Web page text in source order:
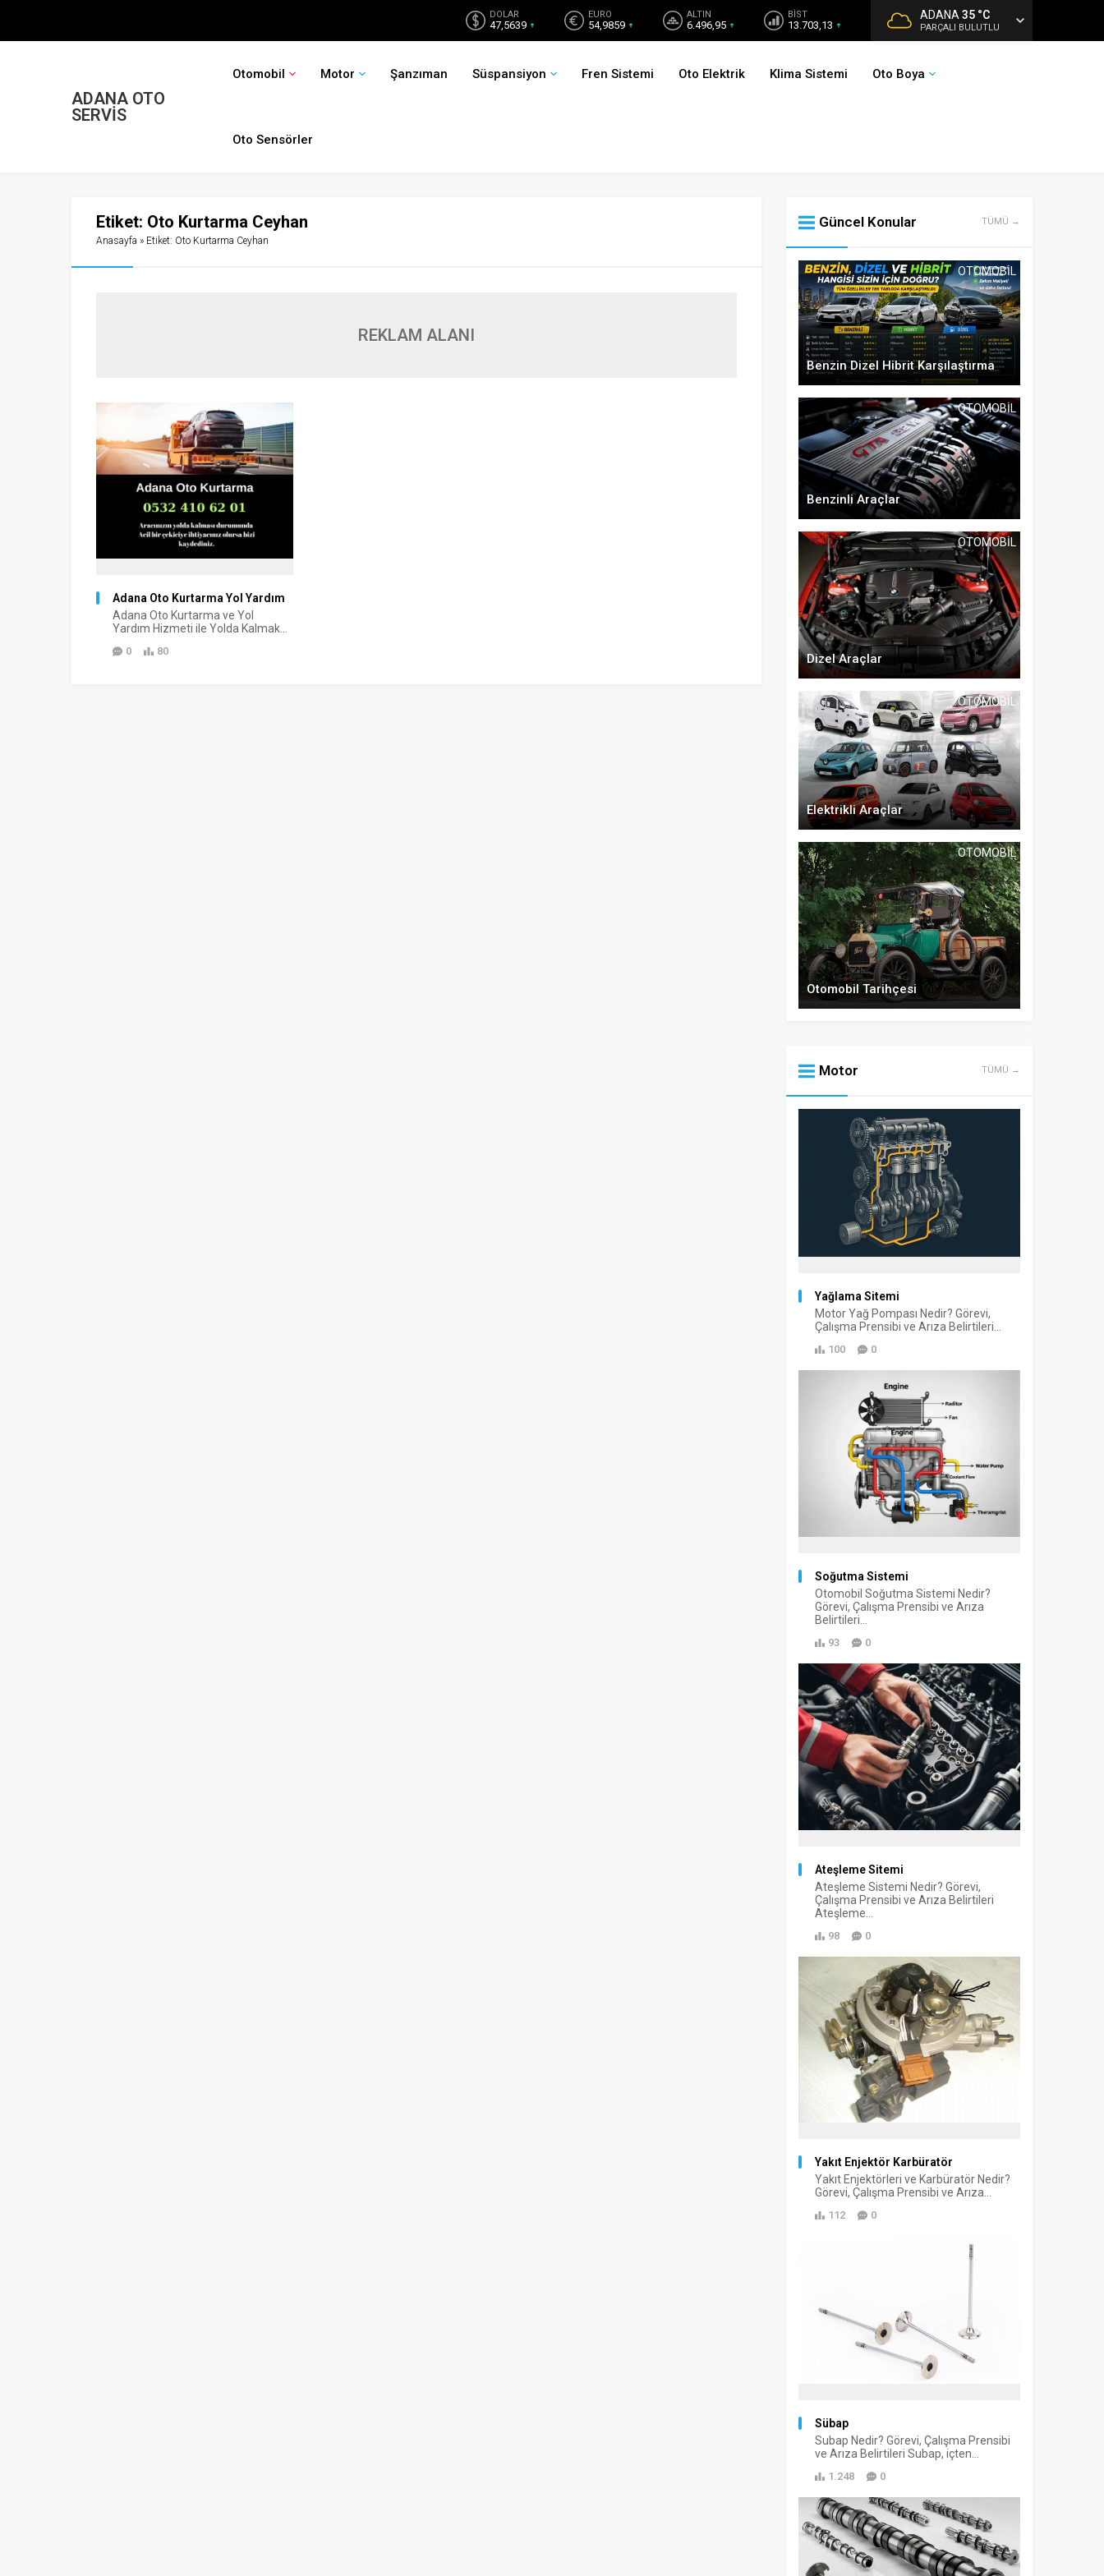
DOLAR
47,5639
EURO
54,9859
ALTIN
6.496,95
BİST
13.703,13
ADANA 35 °C
PARÇALI BULUTLU
ADANA OTO
SERVİS
Otomobil Motor Şanzıman Süspansiyon Fren Sistemi Oto Elektrik Klima Sistemi Oto Boya
Oto Sensörler
Etiket: Oto Kurtarma Ceyhan
Anasayfa » Etiket: Oto Kurtarma Ceyhan
REKLAM ALANI
Adana Oto Kurtarma Yol Yardım
Adana Oto Kurtarma ve Yol
Yardım Hizmeti ile Yolda Kalmak...
0 80
Güncel Konular TÜMÜ →
OTOMOBIL
Benzin Dizel Hibrit Karşılaştırma
OTOMOBIL
Benzinli Araçlar
OTOMOBIL
Dizel Araçlar
OTOMOBIL
Elektrikli Araçlar
OTOMOBIL
Otomobil Tarihçesi
Motor TÜMÜ →
Yağlama Sitemi
Motor Yağ Pompası Nedir? Görevi,
Çalışma Prensibi ve Arıza Belirtileri...
100 0
Soğutma Sistemi
Otomobil Soğutma Sistemi Nedir?
Görevi, Çalışma Prensibi ve Arıza
Belirtileri...
93 0
Ateşleme Sitemi
Ateşleme Sistemi Nedir? Görevi,
Çalışma Prensibi ve Arıza Belirtileri
Ateşleme...
98 0
Yakıt Enjektör Karbüratör
Yakıt Enjektörleri ve Karbüratör Nedir?
Görevi, Çalışma Prensibi ve Arıza...
112 0
Sübap
Subap Nedir? Görevi, Çalışma Prensibi
ve Arıza Belirtileri Subap, içten...
1.248 0